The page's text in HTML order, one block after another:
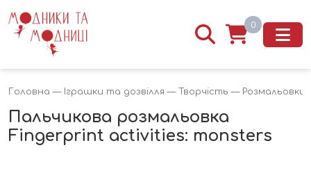
0
Головна — Іграшки та дозвілля — Творчість — Розмальовки
Пальчикова розмальовка
Fingerprint activities: monsters